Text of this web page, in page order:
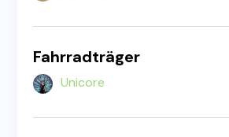
Fahrradträger
Unicore